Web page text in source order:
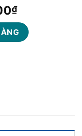
₫Giá
hiện
tại
là: